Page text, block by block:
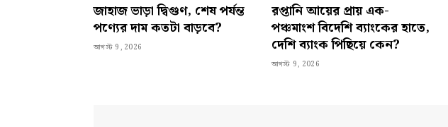
জাহাজ ভাড়া দ্বিগুণ, শেষ পর্যন্ত
পণ্যের দাম কতটা বাড়বে?
আগস্ট 9, 2026
রপ্তানি আয়ের প্রায় এক-
পঞ্চমাংশ বিদেশি ব্যাংকের হাতে,
দেশি ব্যাংক পিছিয়ে কেন?
আগস্ট 9, 2026